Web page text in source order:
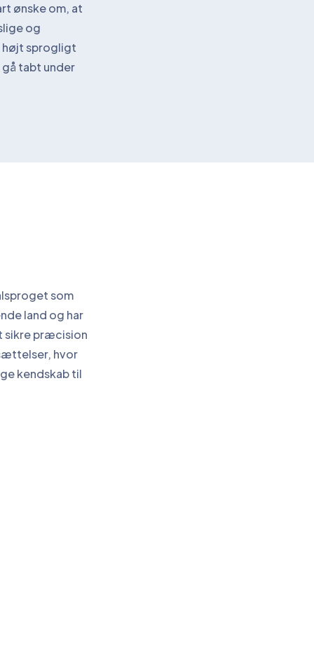
ønske om, at
og
sprogligt
tabt under
som
land og har
sikre præcision
hvor
kendskab til